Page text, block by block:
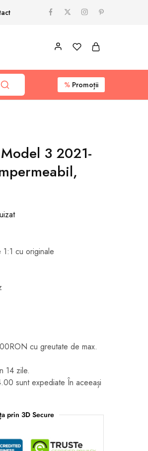
% Promoții
3 2021-
cu originale
cu greutate de max.
14 zile.
sunt expediate În aceeași
prin 3D Secure